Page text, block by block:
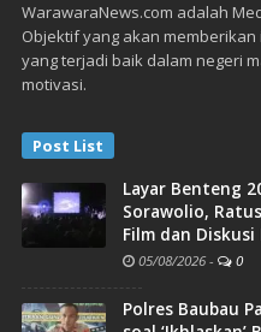
WarawaraNews.com adalah
Objektif yang akan
yang terjadi baik dalam negeri
motivasi.
Post List
Layar Benteng
Sorawolio,
Film dan Diskusi
05/08/2026 - 0
Polres Baubau